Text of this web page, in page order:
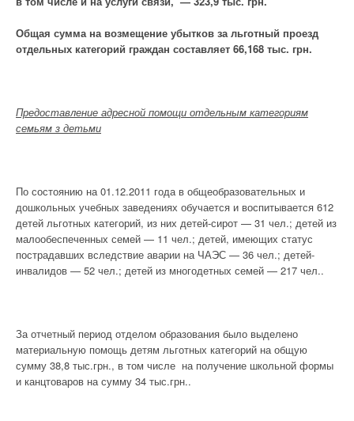
Общая сумма на возмещение убытков за льготный проезд
отдельных категорий граждан составляет 66,168 тыс. грн.
Предоставление адресной помощи отдельным категориям
семьям з детьми
По состоянию на 01.12.2011 года в общеобразовательных и
дошкольных учебных заведениях обучается и воспитывается 612
детей льготных категорий, из них детей-сирот — 31 чел.; детей из
малообеспеченных семей — 11 чел.; детей, имеющих статус
пострадавших вследствие аварии на ЧАЭС — 36 чел.; детей-
инвалидов — 52 чел.; детей из многодетных семей — 217 чел..
За отчетный период отделом образования было выделено
материальную помощь детям льготных категорий на общую
сумму 38,8 тыс.грн., в том числе на получение школьной формы
и канцтоваров на сумму 34 тыс.грн..